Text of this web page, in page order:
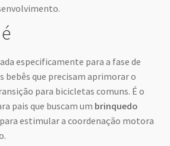
especificamente para a fase de
bebês que precisam aprimorar o
para bicicletas comuns. É o
pais que buscam um brinquedo
para estimular a coordenação motora